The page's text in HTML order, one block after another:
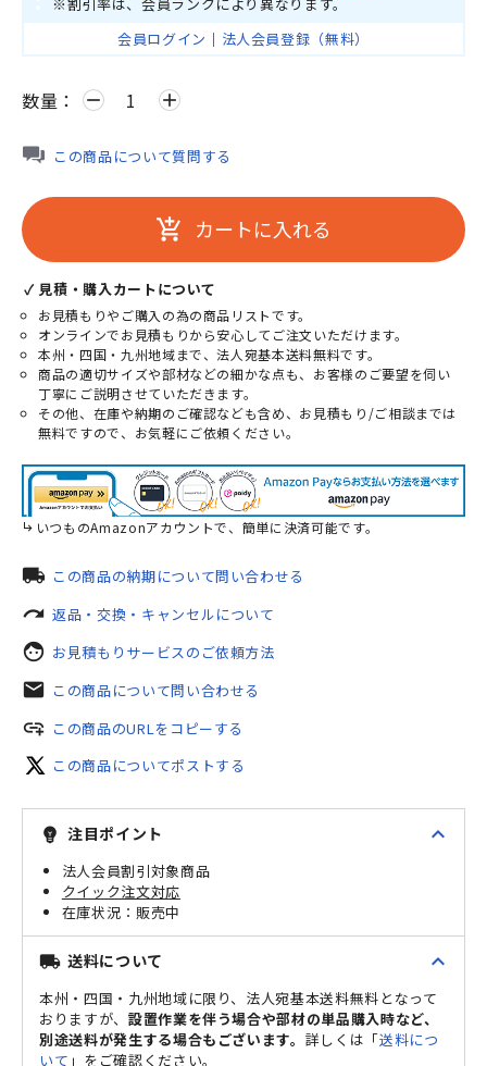
会員ログイン ｜ 法人会員登録（無料）
数量： remove add
この商品について質問する
add_shopping_cart カートに入れる
✓ 見積・購入カートについて
お見積もりやご購入の為の商品リストです。
オンラインでお見積もりから安心してご注文いただけます。
本州・四国・九州地域まで、法人宛基本送料無料です。
商品の適切サイズや部材などの細かな点も、お客様のご要望を伺い
丁寧にご説明させていただきます。
その他、在庫や納期のご確認なども含め、お見積もり/ご相談までは
無料ですので、お気軽にご依頼ください。
いつものAmazonアカウントで、簡単に決済可能です。
local_shipping この商品の納期について問い合わせる
redo 返品・交換・キャンセルについて
face お見積もりサービスのご依頼方法
mail この商品について問い合わせる
add_link この商品のURLをコピーする
この商品についてポストする
emoji_objects 注目ポイント expand_less
法人会員割引対象商品
クイック注文対応
販売中
local_shipping 送料について expand_less
本州・四国・九州地域に限り、法人宛基本送料無料となって
おりますが、 設置作業を伴う場合や部材の単品購入時など、
別途送料が発生する場合もございます。 詳しくは「送料につ
いて 」をご確認ください。